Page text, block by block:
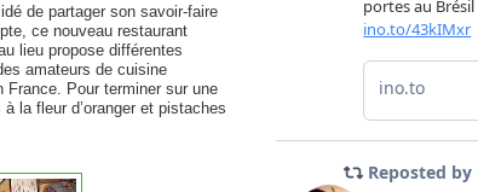
de partager son savoir-faire
ce nouveau restaurant
lieu propose différentes
amateurs de cuisine
Pour terminer sur une
la fleur d’oranger et pistaches